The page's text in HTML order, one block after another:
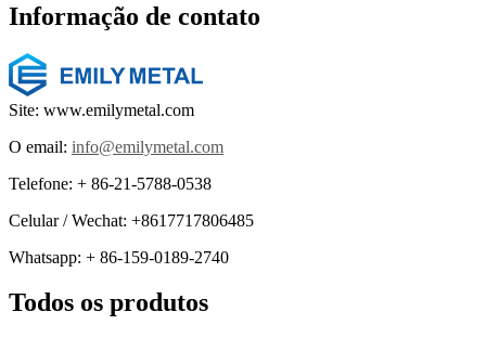
Informação de contato
Site: www.emilymetal.com
O email: info@emilymetal.com
Telefone: + 86-21-5788-0538
Celular / Wechat: +8617717806485
Whatsapp: + 86-159-0189-2740
Todos os produtos